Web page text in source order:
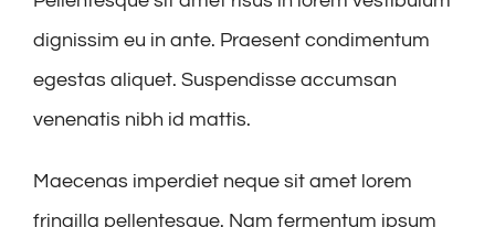
dignissim eu in ante. Praesent condimentum
egestas aliquet. Suspendisse accumsan
venenatis nibh id mattis.
Maecenas imperdiet neque sit amet lorem
fringilla pellentesque. Nam fermentum ipsum